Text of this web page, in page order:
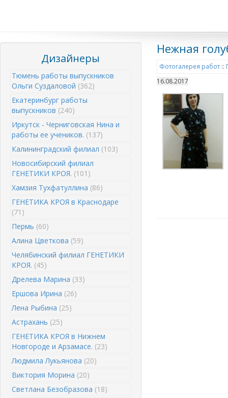
Дизайнеры
Тюмень работы выпускников
Ольги Суздаловой (362)
Екатеринбург работы
выпускников (240)
Иркутск - Черниговская Нина и
работы ее учеников. (137)
Калининградский филиал (103)
Новосибирский филиал
ГЕНЕТИКИ КРОЯ. (101)
Хамзия Тухфатуллина (86)
ГЕНЕТИКА КРОЯ в Краснодаре
(71)
Пермь (60)
Алина Цветкова (59)
Челябинский филиал ГЕНЕТИКИ
КРОЯ. (45)
Дрелева Марина (33)
Ершова Ирина (26)
Лена Рыбина (25)
Астрахань (25)
ГЕНЕТИКА КРОЯ в Нижнем
Новгороде и Арзамасе. (23)
Людмила Лукьянова (20)
Виктория Морина (20)
Светлана Безобразова (18)
Нежная
Фотогалерея работ::
16.08.2017